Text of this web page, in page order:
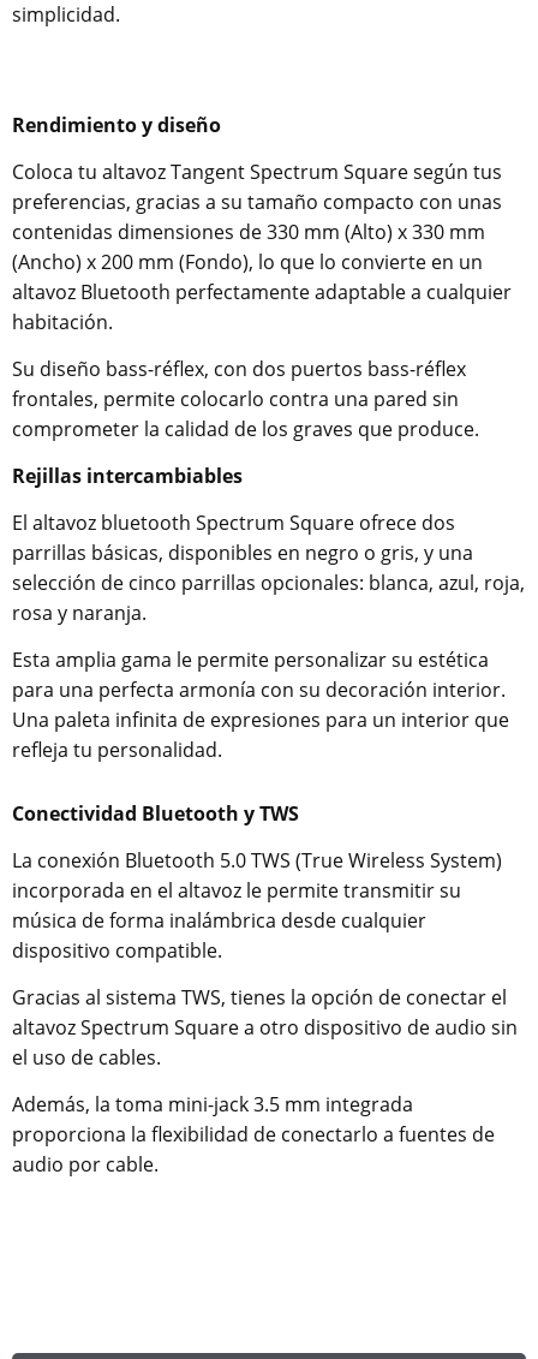
simplicidad.
Rendimiento y diseño
Coloca tu altavoz Tangent Spectrum Square según tus
preferencias, gracias a su tamaño compacto con unas
contenidas dimensiones de 330 mm (Alto) x 330 mm
(Ancho) x 200 mm (Fondo), lo que lo convierte en un
altavoz Bluetooth perfectamente adaptable a cualquier
habitación.
Su diseño bass-réflex, con dos puertos bass-réflex
frontales, permite colocarlo contra una pared sin
comprometer la calidad de los graves que produce.
Rejillas intercambiables
El altavoz bluetooth Spectrum Square ofrece dos
parrillas básicas, disponibles en negro o gris, y una
selección de cinco parrillas opcionales: blanca, azul, roja,
rosa y naranja.
Esta amplia gama le permite personalizar su estética
para una perfecta armonía con su decoración interior.
Una paleta infinita de expresiones para un interior que
refleja tu personalidad.
Conectividad Bluetooth y TWS
La conexión Bluetooth 5.0 TWS (True Wireless System)
incorporada en el altavoz le permite transmitir su
música de forma inalámbrica desde cualquier
dispositivo compatible.
Gracias al sistema TWS, tienes la opción de conectar el
altavoz Spectrum Square a otro dispositivo de audio sin
el uso de cables.
Además, la toma mini-jack 3.5 mm integrada
proporciona la flexibilidad de conectarlo a fuentes de
audio por cable.